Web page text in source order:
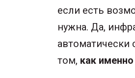
если есть
нужна. Да,
том, как именно